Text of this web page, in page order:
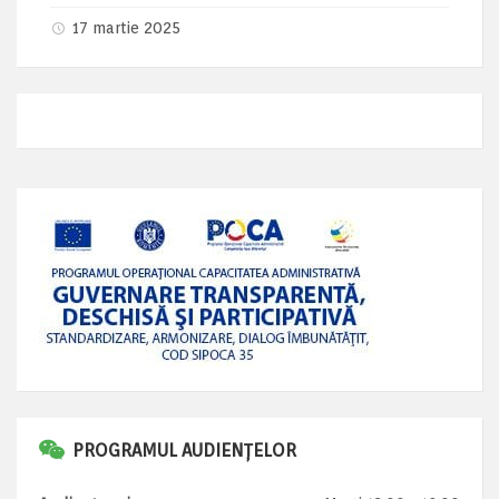
17 martie 2025
PROGRAMUL AUDIENȚELOR